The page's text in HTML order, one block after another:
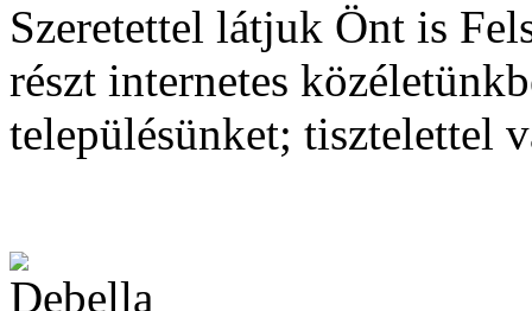
Szeretettel látjuk Önt is
részt internetes
településünket; tisztelettel